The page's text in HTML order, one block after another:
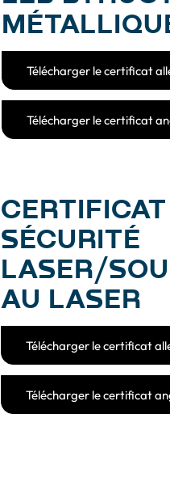
Télécharger le certificat
Télécharger le certificat
CERTIFICAT
SÉCURITÉ
LASER/
AU LASER
Télécharger le certificat
Télécharger le certificat